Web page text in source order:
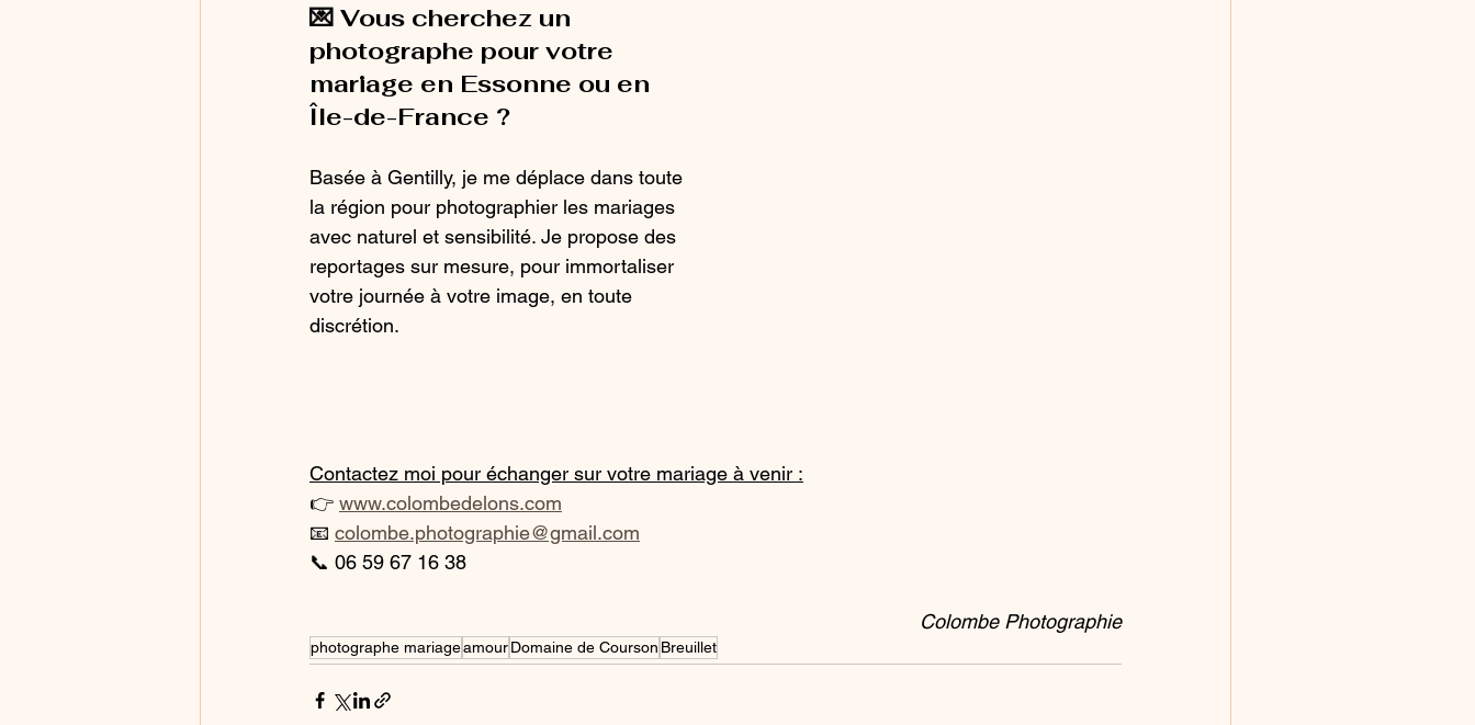
💌 Vous cherchez un
photographe pour votre
mariage en Essonne ou en
Île-de-France ?
Basée à Gentilly, je me déplace dans toute
la région pour photographier les mariages
avec naturel et sensibilité. Je propose des
reportages sur mesure, pour immortaliser
votre journée à votre image, en toute
discrétion.
Contactez moi pour échanger sur votre mariage à venir :
👉 www.colombedelons.com
📧 colombe.photographie@gmail.com
📞 06 59 67 16 38
Colombe Photographie
photographe mariageamourDomaine de Courson Breuillet